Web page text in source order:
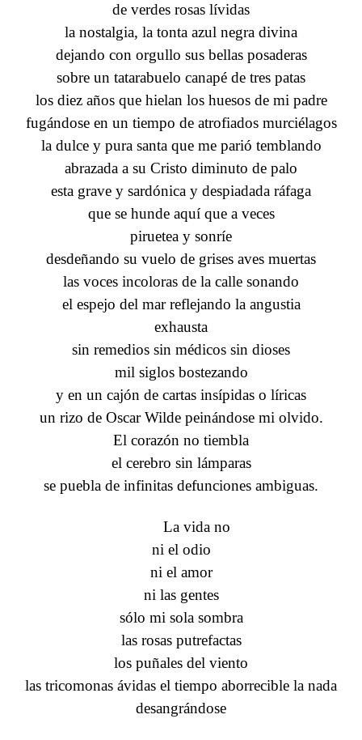
de verdes rosas lívidas
la nostalgia, la tonta azul negra divina
dejando con orgullo sus bellas posaderas
sobre un tatarabuelo canapé de tres patas
los diez años que hielan los huesos de mi padre
fugándose en un tiempo de atrofiados murciélagos
la dulce y pura santa que me parió temblando
abrazada a su Cristo diminuto de palo
esta grave y sardónica y despiadada ráfaga
que se hunde aquí que a veces
piruetea y sonríe
desdeñando su vuelo de grises aves muertas
las voces incoloras de la calle sonando
el espejo del mar reflejando la angustia
exhausta
sin remedios sin médicos sin dioses
mil siglos bostezando
y en un cajón de cartas insípidas o líricas
un rizo de Oscar Wilde peinándose mi olvido.
El corazón no tiembla
el cerebro sin lámparas
se puebla de infinitas defunciones ambiguas.
La vida no
ni el odio
ni el amor
ni las gentes
sólo mi sola sombra
las rosas putrefactas
los puñales del viento
las tricomonas ávidas el tiempo aborrecible la nada
desangrándose